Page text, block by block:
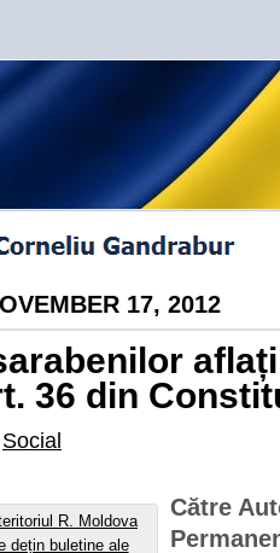
17, 2012
36 din
Social
Către